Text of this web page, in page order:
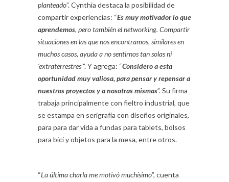
planteado”. Cynthia destaca la posibilidad de
compartir experiencias: “Es muy motivador lo que
aprendemos, pero también el networking. Compartir
situaciones en las que nos encontramos, similares en
muchos casos, ayuda a no sentirnos tan solas ni
‘extraterrestres’”. Y agrega: “Considero a esta
oportunidad muy valiosa, para pensar y repensar a
nuestros proyectos y a nosotras mismas”. Su firma
trabaja principalmente con fieltro industrial, que
se estampa en serigrafía con diseños originales,
para para dar vida a fundas para tablets, bolsos
para bici y objetos para la mesa, entre otros.
“La última charla me motivó muchísimo”, cuenta